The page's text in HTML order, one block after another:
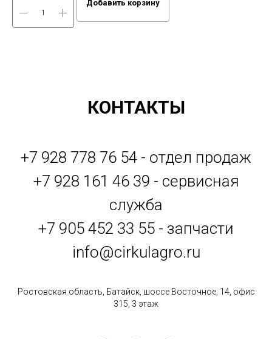
Добавить корзину
КОНТАКТЫ
+7 928 778 76 54 - отдел продаж
+7 928 161 46 39 - сервисная
служба
+7 905 452 33 55 - запчасти
info@cirkulagro.ru
Ростовская область, Батайск, шоссе Восточное, 14, офис
315, 3 этаж